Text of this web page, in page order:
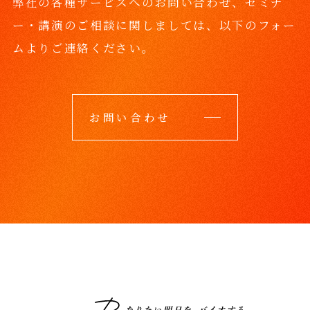
ー・講演のご相談に関しましては、 以下のフォー
ムよりご連絡ください。
お問い合わせ